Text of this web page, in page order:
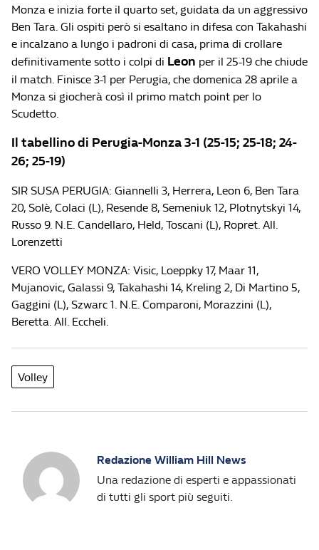
Monza e inizia forte il quarto set, guidata da un aggressivo
Ben Tara. Gli ospiti però si esaltano in difesa con Takahashi
e incalzano a lungo i padroni di casa, prima di crollare
definitivamente sotto i colpi di Leon per il 25-19 che chiude
il match. Finisce 3-1 per Perugia, che domenica 28 aprile a
Monza si giocherà così il primo match point per lo
Scudetto.
Il tabellino di Perugia-Monza 3-1 (25-15; 25-18; 24-
26; 25-19)
SIR SUSA PERUGIA: Giannelli 3, Herrera, Leon 6, Ben Tara
20, Solè, Colaci (L), Resende 8, Semeniuk 12, Plotnytskyi 14,
Russo 9. N.E. Candellaro, Held, Toscani (L), Ropret. All.
Lorenzetti
VERO VOLLEY MONZA: Visic, Loeppky 17, Maar 11,
Mujanovic, Galassi 9, Takahashi 14, Kreling 2, Di Martino 5,
Gaggini (L), Szwarc 1. N.E. Comparoni, Morazzini (L),
Beretta. All. Eccheli.
Volley
Redazione William Hill News
Una redazione di esperti e appassionati
di tutti gli sport più seguiti.